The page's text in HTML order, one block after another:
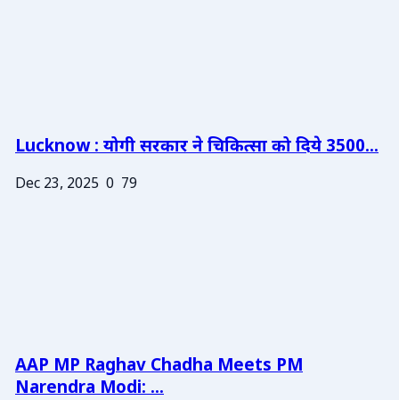
Lucknow : योगी सरकार ने चिकित्सा को दिये 3500...
Dec 23, 2025 0 79
AAP MP Raghav Chadha Meets PM
Narendra Modi: ...